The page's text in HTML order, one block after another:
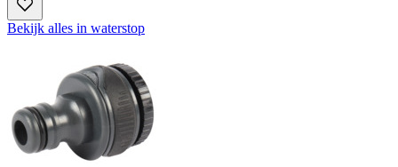
Bekijk alles in waterstop